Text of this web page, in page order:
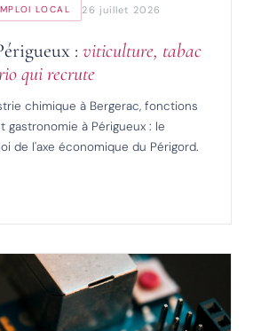
LOCAL 26 juillet 2026
: viticulture, tabac
qui recrute
chimique à Bergerac, fonctions
gastronomie à Périgueux : le
de l'axe économique du Périgord.